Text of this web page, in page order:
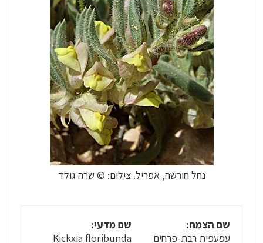
נחל חורשה, אפריל. צילום: © שרה גולד
שם הצמח:
עפעפית רבת-פרחים
שם מדעי:
Kickxia floribunda